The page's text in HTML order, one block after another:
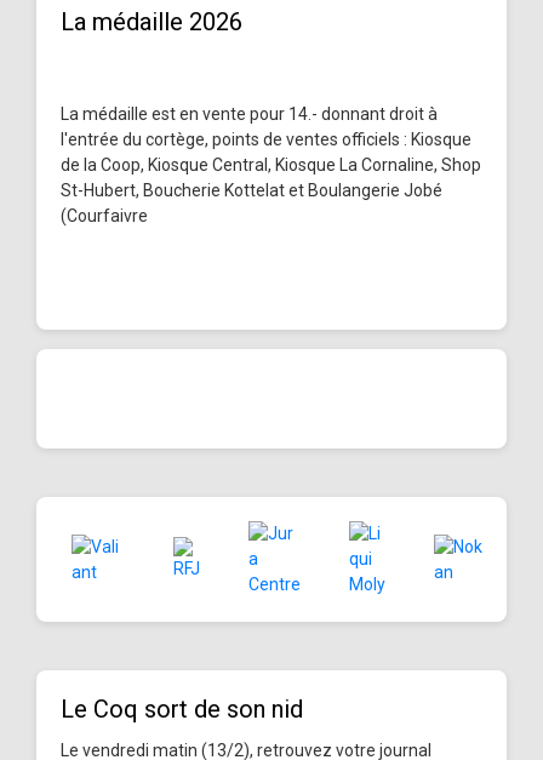
La médaille 2026
La médaille est en vente pour 14.- donnant droit à
l'entrée du cortège, points de ventes officiels : Kiosque
de la Coop, Kiosque Central, Kiosque La Cornaline, Shop
St-Hubert, Boucherie Kottelat et Boulangerie Jobé
(Courfaivre
Le Coq sort de son nid
Le vendredi matin (13/2), retrouvez votre journal